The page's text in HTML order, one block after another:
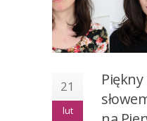
21
lut